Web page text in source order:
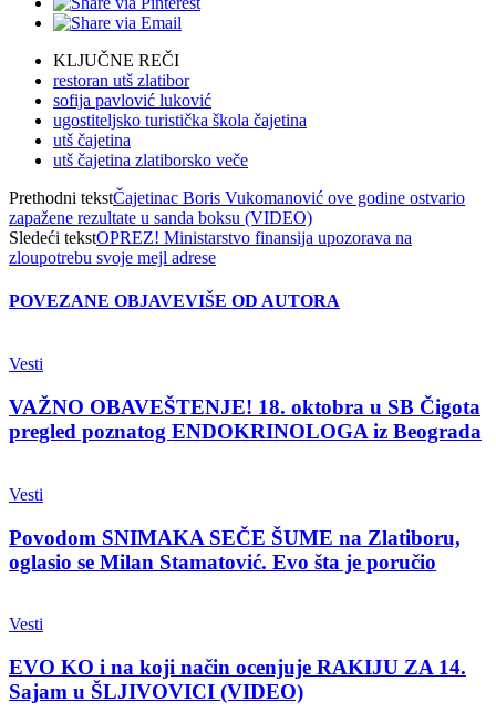
KLJUČNE REČI
restoran utš zlatibor
sofija pavlović luković
ugostiteljsko turistička škola čajetina
utš čajetina
utš čajetina zlatiborsko veče
Prethodni tekstČajetinac Boris Vukomanović ove godine ostvario
zapažene rezultate u sanda boksu (VIDEO)
Sledeći tekstOPREZ! Ministarstvo finansija upozorava na
zloupotrebu svoje mejl adrese
POVEZANE OBJAVEVIŠE OD AUTORA
Vesti
VAŽNO OBAVEŠTENJE! 18. oktobra u SB Čigota
pregled poznatog ENDOKRINOLOGA iz Beograda
Vesti
Povodom SNIMAKA SEČE ŠUME na Zlatiboru,
oglasio se Milan Stamatović. Evo šta je poručio
Vesti
EVO KO i na koji način ocenjuje RAKIJU ZA 14.
Sajam u ŠLJIVOVICI (VIDEO)